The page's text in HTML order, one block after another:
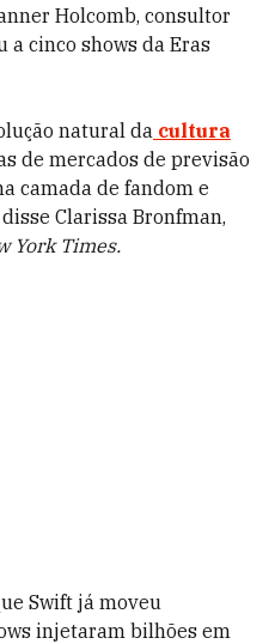
Holcomb, consultor
a cinco shows da Eras
natural da cultura
de mercados de previsão
camada de fandom e
Clarissa Bronfman,
York Times.
Swift já moveu
injetaram bilhões em